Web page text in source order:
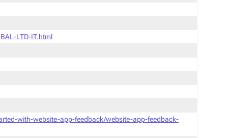
LTD-IT.html
with-website-app-feedback/website-app-feedback-